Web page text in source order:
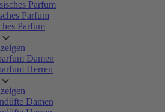
Parfum
Parfum
Parfum
Damen
Herren
Damen